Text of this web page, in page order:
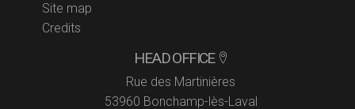
Site map
Credits
HEAD OFFICE
Rue des Martinières
53960 Bonchamp-lès-Laval